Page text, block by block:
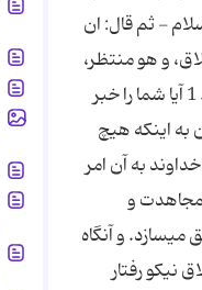
- ثم قال: ان
و هو منتظر،
فان مات و قام القائم بعده كان له من الاجر مثل اجر من ادركه، فجدوا وانتظروا، هنیئا لكم ایتها العصابة المرحومة . 1 آیا شما را خبر
به اینكه هیچ
به آن امر
مجاهدت و
مى‏سازد. و آنگاه
نیكو رفتار